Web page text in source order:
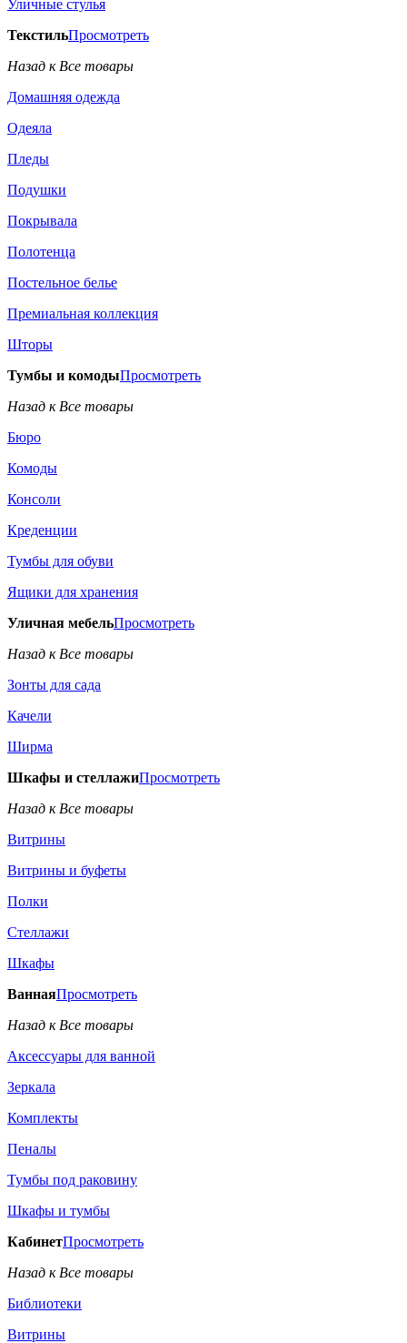
Уличные стулья
ТекстильПросмотреть
Назад к Все товары
Домашняя одежда
Одеяла
Пледы
Подушки
Покрывала
Полотенца
Постельное белье
Премиальная коллекция
Шторы
Тумбы и комодыПросмотреть
Назад к Все товары
Бюро
Комоды
Консоли
Креденции
Тумбы для обуви
Ящики для хранения
Уличная мебельПросмотреть
Назад к Все товары
Зонты для сада
Качели
Ширма
Шкафы и стеллажиПросмотреть
Назад к Все товары
Витрины
Витрины и буфеты
Полки
Стеллажи
Шкафы
ВаннаяПросмотреть
Назад к Все товары
Аксессуары для ванной
Зеркала
Комплекты
Пеналы
Тумбы под раковину
Шкафы и тумбы
КабинетПросмотреть
Назад к Все товары
Библиотеки
Витрины